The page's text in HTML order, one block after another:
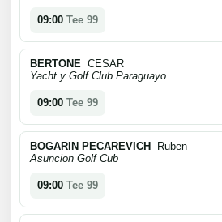
09:00 Tee 99
BERTONE CESAR
Yacht y Golf Club Paraguayo
09:00 Tee 99
BOGARIN PECAREVICH
Ruben
Asuncion Golf Cub
09:00 Tee 99